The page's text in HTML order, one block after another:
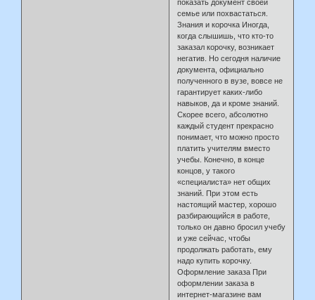
показать документ своей
семье или похвастаться.
Знания и корочка Иногда,
когда слышишь, что кто-то
заказал корочку, возникает
негатив. Но сегодня наличие
документа, официально
полученного в вузе, вовсе не
гарантирует каких-либо
навыков, да и кроме знаний.
Скорее всего, абсолютно
каждый студент прекрасно
понимает, что можно просто
платить учителям вместо
учебы. Конечно, в конце
концов, у такого
«специалиста» нет общих
знаний. При этом есть
настоящий мастер, хорошо
разбирающийся в работе,
только он давно бросил учебу
и уже сейчас, чтобы
продолжать работать, ему
надо купить корочку.
Оформление заказа При
оформлении заказа в
интернет-магазине вам